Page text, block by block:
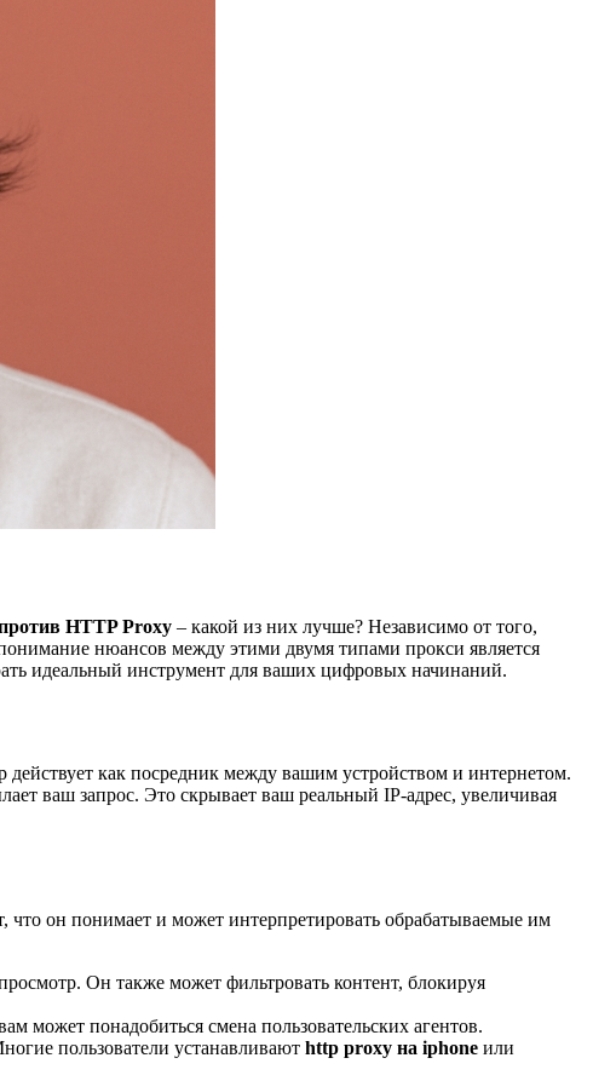
HTTP Proxy – какой из них лучше? Независимо от того,
нюансов между этими двумя типами прокси является
идеальный инструмент для ваших цифровых начинаний.
действует как посредник между вашим устройством и интернетом.
ваш запрос. Это скрывает ваш реальный IP-адрес, увеличивая
что он понимает и может интерпретировать обрабатываемые им
Он также может фильтровать контент, блокируя
может понадобиться смена пользовательских агентов.
пользователи устанавливают http proxy на iphone или